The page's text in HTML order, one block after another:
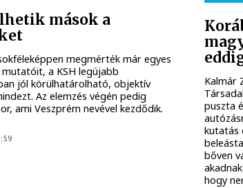
mások a
megmérték már egyes
a KSH legújabb
jól körülhatárolható, objektív
Az elemzés végén pedig
ami Veszprém nevével kezdődik.
Kalmár
puszta
kutatás
bőven
hogy